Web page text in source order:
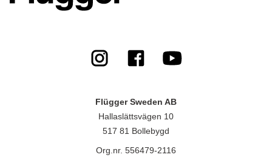
Flügger Sweden AB
Hallaslättsvägen 10
517 81 Bollebygd
Org.nr. 556479-2116